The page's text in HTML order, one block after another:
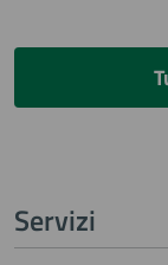
Servizi